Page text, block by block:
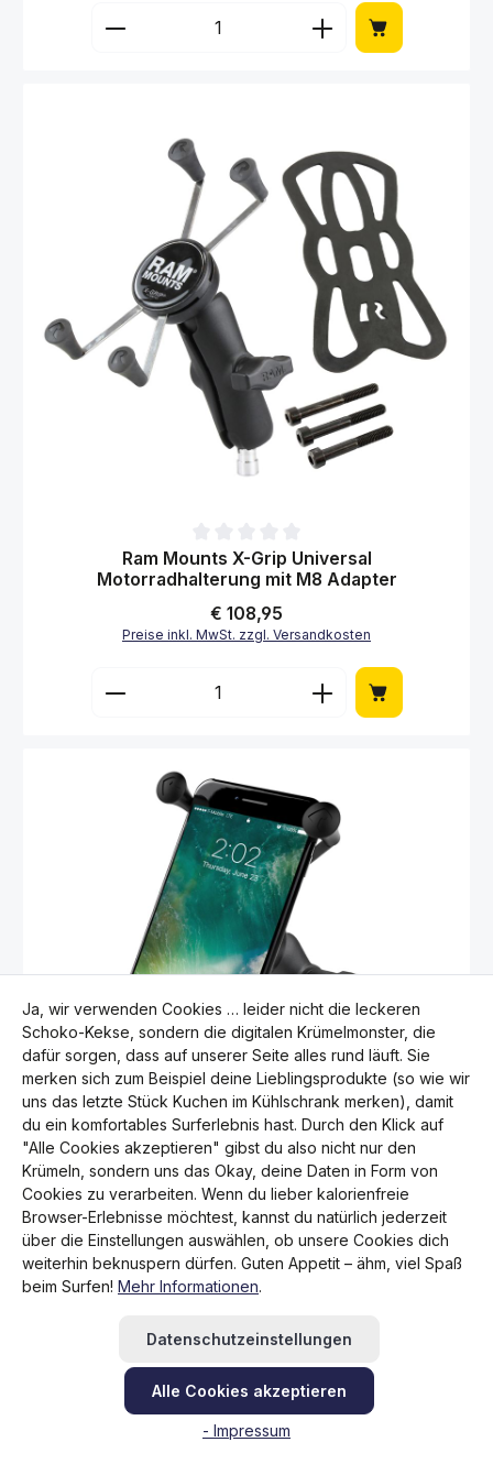
Produkt Anzahl: Gib den gewünschten
Durchschnittliche Bewertung von 0 von 5 Sternen
Ram Mounts X-Grip Universal
Motorradhalterung mit M8 Adapter
Regulärer Preis:
€ 108,95
Preise inkl. MwSt. zzgl. Versandkosten
Produkt Anzahl: Gib den gewünschten
Durchschnittliche Bewertung von 0 von 5 Sternen
Ram Mount X-Grip Smartphone Halterung
Aluminium für Auto, Fahrrad und Motorrad
Regulärer Preis:
€ 147,95
Preise inkl. MwSt. zzgl. Versandkosten
Produkt Anzahl: Gib den gewünschten
Ja, wir verwenden Cookies … leider nicht die leckeren
Schoko-Kekse, sondern die digitalen Krümelmonster, die
dafür sorgen, dass auf unserer Seite alles rund läuft. Sie
merken sich zum Beispiel deine Lieblingsprodukte (so wie wir
uns das letzte Stück Kuchen im Kühlschrank merken), damit
du ein komfortables Surferlebnis hast. Durch den Klick auf
"Alle Cookies akzeptieren" gibst du also nicht nur den
Krümeln, sondern uns das Okay, deine Daten in Form von
Cookies zu verarbeiten. Wenn du lieber kalorienfreie
Browser-Erlebnisse möchtest, kannst du natürlich jederzeit
über die Einstellungen auswählen, ob unsere Cookies dich
weiterhin beknuspern dürfen. Guten Appetit – ähm, viel Spaß
beim Surfen! Mehr Informationen.
Datenschutzeinstellungen
Alle Cookies akzeptieren
- Impressum